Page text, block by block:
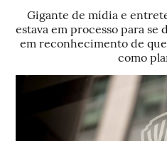
Gigante de mídia e
estava em processo para
em reconhecimento de
como